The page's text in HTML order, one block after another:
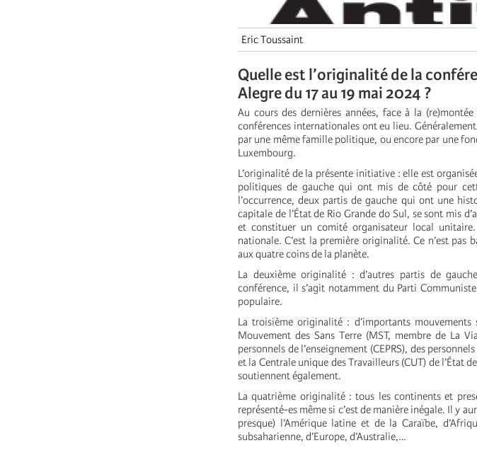
Eric Toussaint
Quelle est l’originalité de la
Alegre du 17 au 19 mai 2024 ?
Au cours des dernières années, face à la
conférences internationales ont eu lieu.
par une même famille politique, ou encore par une
Luxembourg.
L’originalité de la présente initiative : elle est
politiques de gauche qui ont mis de côté pour
l’occurrence, deux partis de gauche qui ont une
capitale de l’État de Rio Grande do Sul, se sont mis
et constituer un comité organisateur local
nationale. C’est la première originalité. Ce n’est
aux quatre coins de la planète.
La deuxième originalité : d’autres partis de
conférence, il s’agit notamment du Parti
populaire.
La troisième originalité : d’importants
Mouvement des Sans Terre (MST, membre de La
personnels de l’enseignement (CEPRS), des
et la Centrale unique des Travailleurs (CUT) de l’État
soutiennent également.
La quatrième originalité : tous les continents et
représenté-es même si c’est de manière inégale. Il y
presque) l’Amérique latine et de la Caraïbe,
subsaharienne, d’Europe, d’Australie,…